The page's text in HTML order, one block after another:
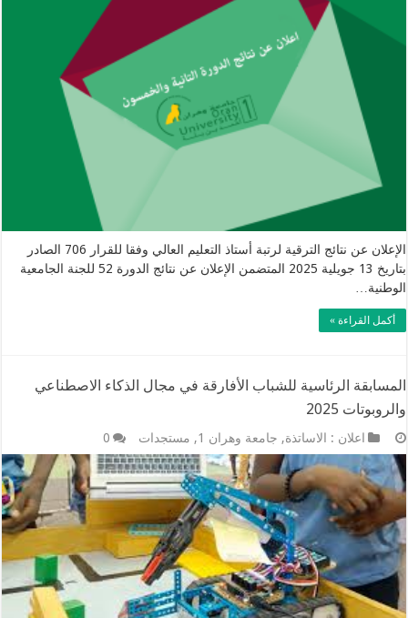
الإعلان عن نتائج الترقية لرتبة أستاذ التعليم العالي وفقا للقرار 706 الصادر
بتاريخ 13 جويلية 2025 المتضمن الإعلان عن نتائج الدورة 52 للجنة الجامعية
الوطنية…
أكمل القراءة »
المسابقة الرئاسية للشباب الأفارقة في مجال الذكاء الاصطناعي
والروبوتات 2025
اعلان : الاساتذة, جامعة وهران 1 , مستجدات 0